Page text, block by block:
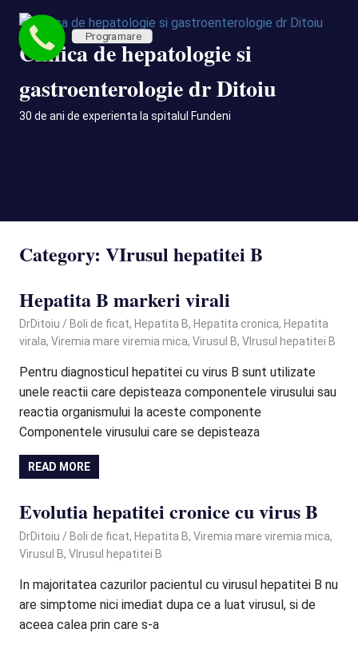
Skip
content
Clinica de hepatologie si
gastroenterologie dr Ditoiu
30 de ani de experienta la spitalul Fundeni
Category: VIrusul hepatitei B
Hepatita B markeri virali
March 21, 2025
DrDitoiu Boli de ficat, Hepatita B, Hepatita cronica, Hepatita
virala, Viremia mare viremia mica, Virusul B, VIrusul hepatitei B
Pentru diagnosticul hepatitei cu virus B sunt utilizate
unele reactii care depisteaza componentele virusului sau
reactia organismului la aceste componente
Componentele virusului care se depisteaza
READ MORE
Evolutia hepatitei cronice cu virus B
February 3, 2025
DrDitoiu Boli de ficat, Hepatita B, Viremia mare viremia mica,
Virusul B, VIrusul hepatitei B
In majoritatea cazurilor pacientul cu virusul hepatitei B nu
are simptome nici imediat dupa ce a luat virusul, si de
aceea calea prin care s-a
Programare